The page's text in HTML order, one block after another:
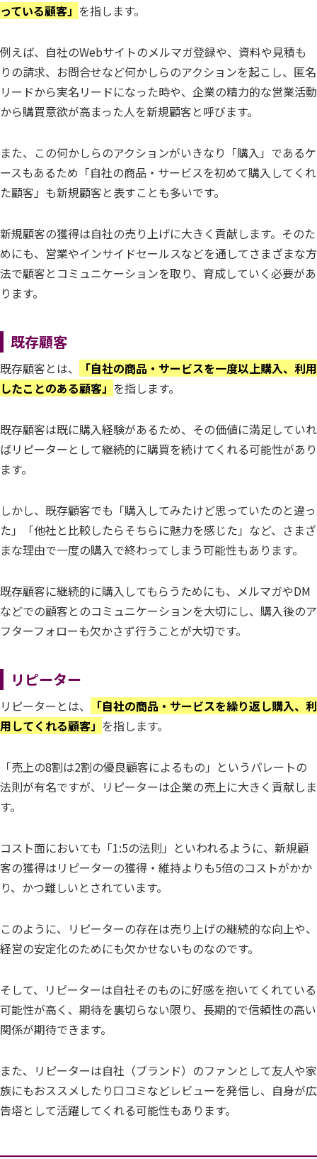
っている顧客」 を指します。
例えば、自社のWebサイトのメルマガ登録や、資料や見積も
りの請求、お問合せなど何かしらのアクションを起こし、匿名
リードから実名リードになった時や、企業の精力的な営業活動
から購買意欲が高まった人を新規顧客と呼びます。
また、この何かしらのアクションがいきなり「購入」であるケ
ースもあるため「自社の商品・サービスを初めて購入してくれ
た顧客」も新規顧客と表すことも多いです。
新規顧客の獲得は自社の売り上げに大きく貢献します。そのた
めにも、営業やインサイドセールスなどを通してさまざまな方
法で顧客とコミュニケーションを取り、育成していく必要があ
ります。
既存顧客
既存顧客とは、
「自社の商品・サービスを一度以上購入、利用
したことのある顧客」 を指します。
既存顧客は既に購入経験があるため、その価値に満足していれ
ばリピーターとして継続的に購買を続けてくれる可能性があり
ます。
しかし、既存顧客でも「購入してみたけど思っていたのと違っ
た」「他社と比較したらそちらに魅力を感じた」など、さまざ
まな理由で一度の購入で終わってしまう可能性もあります。
既存顧客に継続的に購入してもらうためにも、メルマガやDM
などでの顧客とのコミュニケーションを大切にし、購入後のア
フターフォローも欠かさず行うことが大切です。
リピーター
リピーターとは、
「自社の商品・サービスを繰り返し購入、利
用してくれる顧客」 を指します。
「売上の8割は2割の優良顧客によるもの」というパレートの
法則が有名ですが、リピーターは企業の売上に大きく貢献しま
す。
コスト面においても「1:5の法則」といわれるように、新規顧
客の獲得はリピーターの獲得・維持よりも5倍のコストがかか
り、かつ難しいとされています。
このように、リピーターの存在は売り上げの継続的な向上や、
経営の安定化のためにも欠かせないものなのです。
そして、リピーターは自社そのものに好感を抱いてくれている
可能性が高く、期待を裏切らない限り、長期的で信頼性の高い
関係が期待できます。
また、リピーターは自社（ブランド）のファンとして友人や家
族にもおススメしたり口コミなどレビューを発信し、自身が広
告塔として活躍してくれる可能性もあります。